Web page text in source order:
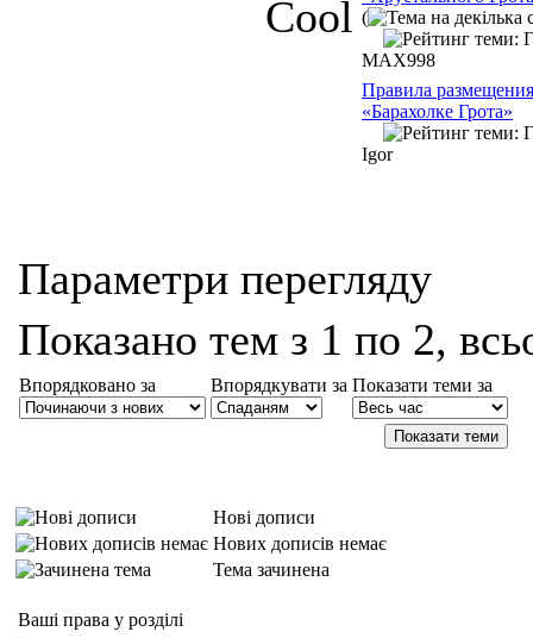
(
MAX998
Правила
«Барахолке Грота»
Igor
Параметри перегляду
Показано тем з 1 по 2,
Впорядковано за Впорядкувати за Показати теми за
Нові дописи
Нових дописів немає
Тема зачинена
Ваші права у розділі